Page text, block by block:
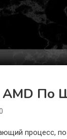
AMD По
процесс,